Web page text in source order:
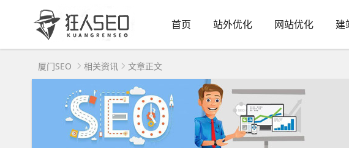
首页 站外优化 网站优化 建
厦门SEO 相关资讯 文章正文